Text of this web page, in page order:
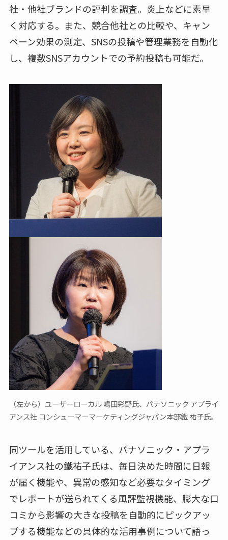
社・他社ブランドの評判を調査。炎上などに素早
く対応する。また、競合他社との比較や、キャン
ペーン効果の測定、SNSの投稿や管理業務を自動化
し、複数SNSアカウントでの予約投稿も可能だ。
（左から）ユーザーローカル 嶋田彩野氏、パナソニック アプライ
アンス社 コンシューマーマーケティングジャパン本部鐵 祐子氏。
同ツールを活用している、パナソニック・アプラ
イアンス社の鐵祐子氏は、毎日決めた時間に日報
が届く機能や、異常の感知など必要なタイミング
でレポートが送られてくる風評監視機能、膨大な口
コミから影響の大きな投稿を自動的にピックアッ
プする機能などの具体的な活用事例について語っ